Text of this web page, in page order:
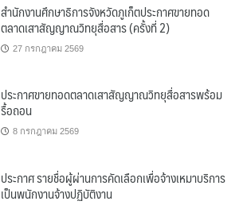
สำนักงานศึกษาธิการจังหวัดภูเก็ตประกาศขายทอด
ตลาดเสาสัญญาณวิทยุสื่อสาร (ครั้งที่ 2)
27 กรกฎาคม 2569
ประกาศขายทอดตลาดเสาสัญญาณวิทยุสื่อสารพร้อม
รื้อถอน
8 กรกฎาคม 2569
ประกาศ รายชื่อผู้ผ่านการคัดเลือกเพื่อจ้างเหมาบริการ
เป็นพนักงานจ้างปฏิบัติงาน